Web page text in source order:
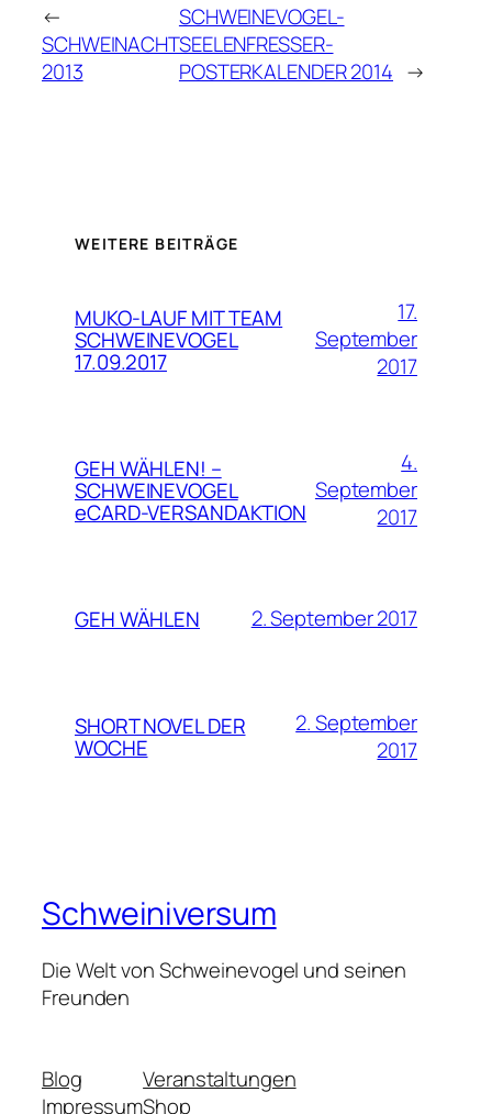
←
SCHWEINACHT
2013
SCHWEINEVOGEL-
SEELENFRESSER-
POSTERKALENDER 2014 →
WEITERE BEITRÄGE
MUKO-LAUF MIT TEAM
SCHWEINEVOGEL
17.09.2017
17.
September
2017
GEH WÄHLEN! –
SCHWEINEVOGEL
eCARD-VERSANDAKTION
4.
September
2017
GEH WÄHLEN 2. September 2017
SHORT NOVEL DER
WOCHE
2. September
2017
Schweiniversum
Die Welt von Schweinevogel und seinen
Freunden
Blog
Impressum
Veranstaltungen
Shop